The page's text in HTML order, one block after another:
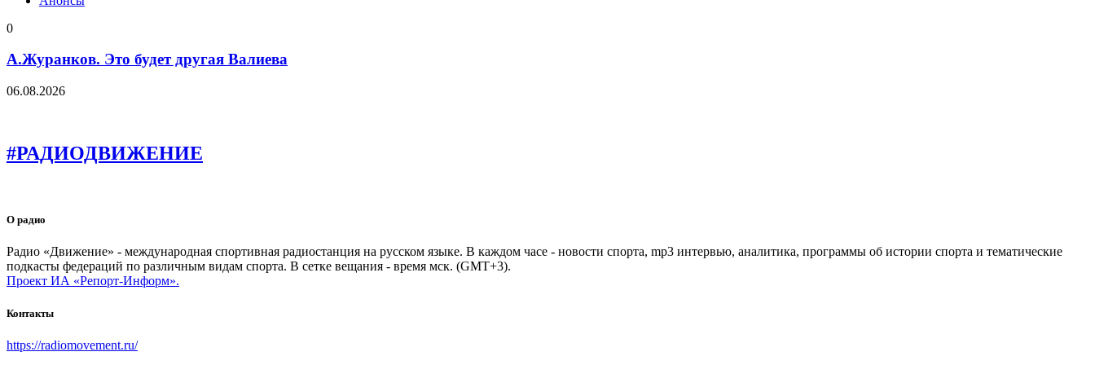
0
А.Журанков. Это будет другая Валиева
06.08.2026
#РАДИОДВИЖЕНИЕ
О радио
Радио «Движение» - международная спортивная радиостанция на русском языке. В каждом часе - новости спорта, mp3 интервью, аналитика, программы об истории спорта и тематические
подкасты федераций по различным видам спорта. В сетке вещания - время мск. (GMT+3).
Проект ИА «Репорт-Информ».
Контакты
https://radiomovement.ru/